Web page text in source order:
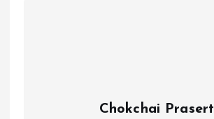
Chokchai Prasert